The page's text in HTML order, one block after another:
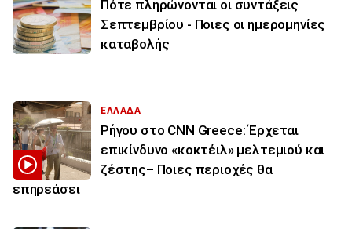
Πότε πληρώνονται οι συντάξεις
Σεπτεμβρίου - Ποιες οι ημερομηνίες
καταβολής
ΕΛΛΑΔΑ
Ρήγου στο CNN Greece: Έρχεται
επικίνδυνο «κοκτέιλ» μελτεμιού και
ζέστης– Ποιες περιοχές θα
επηρεάσει